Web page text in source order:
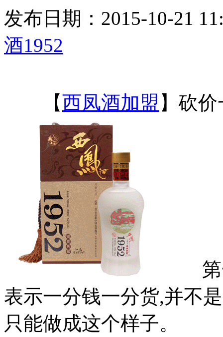
发布日期：2015-10-21
酒1952
【西凤酒加盟 】砍
第一
表示一分钱一分货,并不
只能做成这个样子。